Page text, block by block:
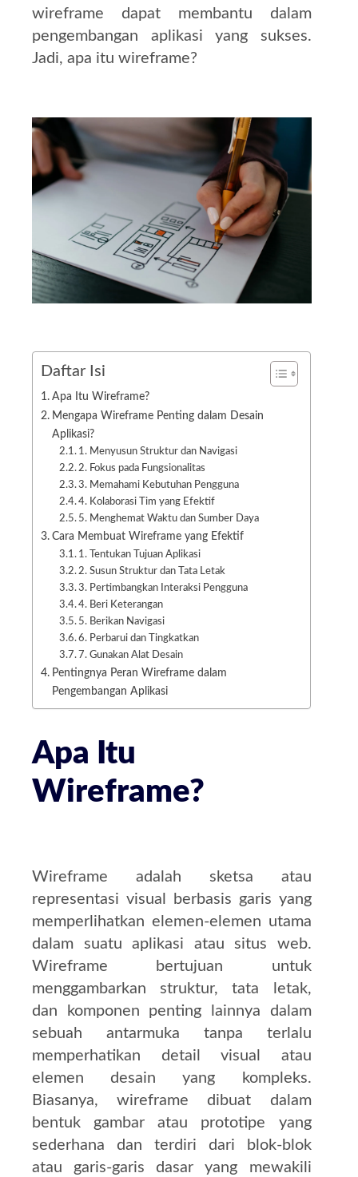
wireframe dapat membantu dalam
pengembangan aplikasi yang sukses.
Jadi, apa itu wireframe?
Daftar Isi
Apa Itu Wireframe?
Mengapa Wireframe Penting dalam Desain
Aplikasi?
1. Menyusun Struktur dan Navigasi
2. Fokus pada Fungsionalitas
3. Memahami Kebutuhan Pengguna
4. Kolaborasi Tim yang Efektif
5. Menghemat Waktu dan Sumber Daya
Cara Membuat Wireframe yang Efektif
1. Tentukan Tujuan Aplikasi
2. Susun Struktur dan Tata Letak
3. Pertimbangkan Interaksi Pengguna
4. Beri Keterangan
5. Berikan Navigasi
6. Perbarui dan Tingkatkan
7. Gunakan Alat Desain
Pentingnya Peran Wireframe dalam
Pengembangan Aplikasi
Apa Itu
Wireframe?
Wireframe adalah sketsa atau
representasi visual berbasis garis yang
memperlihatkan elemen-elemen utama
dalam suatu aplikasi atau situs web.
Wireframe bertujuan untuk
menggambarkan struktur, tata letak,
dan komponen penting lainnya dalam
sebuah antarmuka tanpa terlalu
memperhatikan detail visual atau
elemen desain yang kompleks.
Biasanya, wireframe dibuat dalam
bentuk gambar atau prototipe yang
sederhana dan terdiri dari blok-blok
atau garis-garis dasar yang mewakili